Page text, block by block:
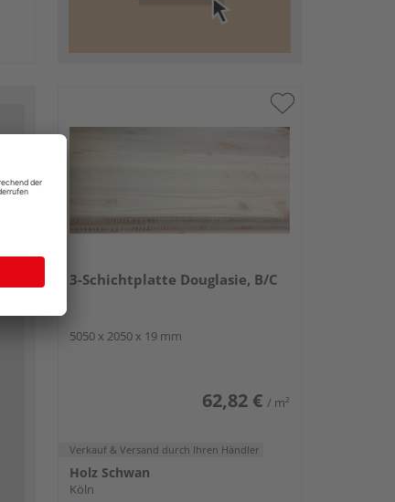
3-Schichtplatte Douglasie, B/C
5050 x 2050 x 19 mm
62,82 € / m²
Verkauf & Versand durch Ihren Händler
Holz Schwan
Köln